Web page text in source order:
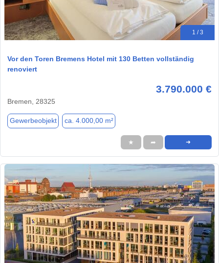
1 / 3
Vor den Toren Bremens Hotel mit 130 Betten vollständig
renoviert
3.790.000 €
Bremen, 28325
Gewerbeobjekt ca. 4.000,00 m²
★ ➦ ➜